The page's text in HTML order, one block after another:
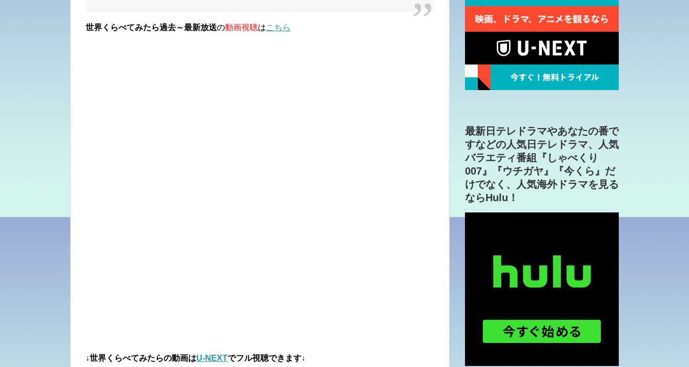
世界くらべてみたら過去～最新放送の動画視聴はこちら
↓世界くらべてみたらの動画はU-NEXTでフル視聴できます↓
最新日テレドラマやあなたの番で
すなどの人気日テレドラマ、人気
バラエティ番組『しゃべくり
007』『ウチガヤ』『今くら』だ
けでなく、人気海外ドラマを見る
ならHulu！